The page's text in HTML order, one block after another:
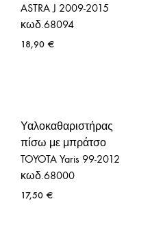
ASTRA J 2009-2015
κωδ.68094
18,90 €
Υαλοκαθαριστήρας
πίσω με μπράτσο
TOYOTA Yaris 99-2012
κωδ.68000
17,50 €